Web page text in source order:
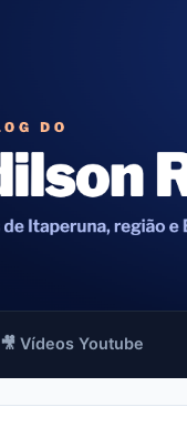
🎥 Vídeos Youtube